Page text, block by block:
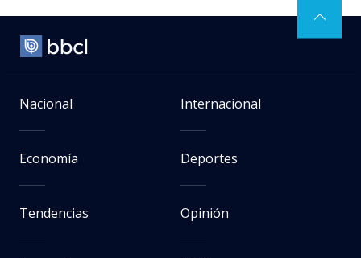
Nacional Internacional
Economía Deportes
Tendencias Opinión